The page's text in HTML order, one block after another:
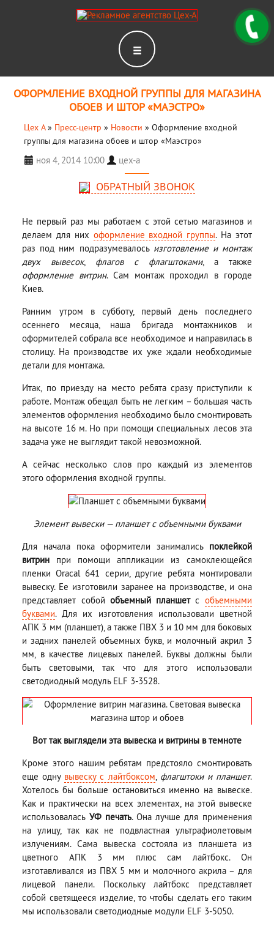
ОФОРМЛЕНИЕ ВХОДНОЙ ГРУППЫ ДЛЯ МАГАЗИНА
ОБОЕВ И ШТОР «МАЭСТРО»
Цех А» Пресс-центр » Новости » Оформление входной
группы для магазина обоев и штор «Маэстро»
ноя 4, 2014 10:00 цех-а
ОБРАТНЫЙ ЗВОНОК
Не первый раз мы работаем с этой сетью магазинов и
делаем для них оформление входной группы. На этот
раз под ним подразумевалось изготовление и монтаж
двух вывесок, флагов с флагштоками, а также
оформление витрин. Сам монтаж проходил в городе
Киев.
Ранним утром в субботу, первый день последнего
осеннего месяца, наша бригада монтажников и
оформителей собрала все необходимое и направилась в
столицу. На производстве их уже ждали необходимые
детали для монтажа.
Итак, по приезду на место ребята сразу приступили к
работе. Монтаж обещал быть не легким – большая часть
элементов оформления необходимо было смонтировать
на высоте 16 м. Но при помощи специальных лесов эта
задача уже не выглядит такой невозможной.
А сейчас несколько слов про каждый из элементов
этого оформления входной группы.
Элемент вывески — планшет с объемными буквами
Для начала пока оформители занимались поклейкой
витрин при помощи аппликации из самоклеющейся
пленки Oracal 641 серии, другие ребята монтировали
вывеску. Ее изготовили заранее на производстве, и она
представляет собой объемный планшетс объемными
буквами. Для их изготовления использовали цветной
АПК 3 мм (планшет), а также ПВХ 3 и 10 мм для боковых
и задних панелей объемных букв, и молочный акрил 3
мм, в качестве лицевых панелей. Буквы должны были
быть световыми, так что для этого использовали
светодиодный модуль ELF 3-3528.
Вот так выглядели эта вывеска и витрины в темноте
Кроме этого нашим ребятам предстояло смонтировать
еще одну вывеску с лайтбоксом, флагштоки и планшет.
Хотелось бы больше остановиться именно на вывеске.
Как и практически на всех элементах, на этой вывеске
использовалась УФ печать. Она лучше для применения
на улицу, так как не подвластная ультрафиолетовым
излучениям. Сама вывеска состояла из планшета из
цветного АПК 3 мм плюс сам лайтбокс. Он
изготавливался из ПВХ 5 мм и молочного акрила – для
лицевой панели. Поскольку лайтбокс представляет
собой светящееся изделие, то чтобы сделать его таким
мы использовали светодиодные модули ELF 3-5050.